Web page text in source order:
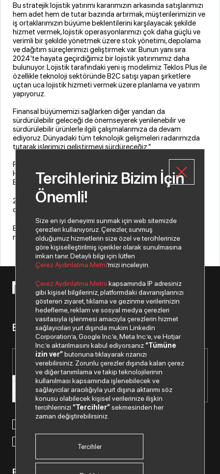
Bu stratejik lojistik yatırımı kararımızın arkasında satışlarımızı
hem adet hem de tutar bazında artırmak, müşterilerimizin ve
iş ortaklarımızın büyüme beklentilerini karşılayacak şekilde
hizmet vermek, lojistik operasyonlarımızı çok daha güçlü ve
verimli bir şekilde yönetmek üzere stok yönetimi, depolama
ve dağıtım süreçlerimizi geliştirmek var. Bunun yanı sıra
2024'te hayata geçirdiğimiz bir lojistik yatırımımız daha
bulunuyor. Lojistik tarafındaki yeni iş modelimiz Teklos Plus ile
özellikle teknoloji sektöründe B2C satışı yapan şirketlere
uçtan uca lojistik hizmeti vermek üzere planlama ve yatırım
yapıyoruz.
Finansal büyümemizi sağlarken diğer yandan da
sürdürülebilir geleceği de önemseyerek yenilenebilir ve
sürdürülebilir ürünlerle ilgili çalışmalarımıza da devam
ediyoruz. Dünyadaki tüm teknolojik gelişmeleri radarımızda
tutarak işlerimizi geliştirmeyi sürdüreceğiz.”
Rakamlarla İndeks Bilgisayar
Haziran 2004'te halka arzı gerçekleşen İndeks
Bilgisayar'ın 2023 yılı mali sonuçları şu şekilde:
2023 yılı sonuçlarına göre konsolide net satışı 49 milyar TL
olarak gerçekleşti.
Brüt kâr rakamı 3,3 milyar TL, konsolide net kâr ise 508
milyon TL olarak gerçekleşti.
© 2026 Copyright Netex A.Ş. Tüm hakları saklıdır.
Bizden haberiniz olsun.
Paylaştığım kişisel verilerimin işlenmesi hususunda
tarafıma SMS gönderilmesine izni veriyorum.
Tercihleriniz Bizim İçin
Önemli!
Size en iyi deneyimi sunmak için web sitemizde
çerezleri kullanıyoruz. Çerezler, sunmuş
olduğumuz hizmetlerin size özel ve tercihlerinize
göre kişiselleştirilmiş içerikler olarak sunulmasına
imkan tanır. Detaylı bilgi için lütfen
Çerez Aydınlatma Metni’mizi inceleyin.
Çerez Aydınlatma Metni kapsamında IP adresiniz
gibi kişisel bilgileriniz, platformdaki davranışlarınızı
gösteren ziyaret, tıklama ve gezinme verilerinizin
hedefleme, reklam ve sosyal medya çerezleri
vasıtasıyla işlenmesi amacıyla çerezlerin hizmet
sağlayıcıları yurt dışında mukim Linkedin
Corporation’a, Google Inc.’e, Meta Inc.’e, ve Hotjar
Inc.’e aktarılmasını kabul ediyorsanız“Tümüne
izin ver”butonuna tıklayarak rızanızı
verebilirsiniz. Zorunlu çerezler dışında kalan çerez
ve diğer tanımlama ve takip teknolojilerinin
kullanılması kapsamında işlenebilecek ve
sağlayıcılar aracılığıyla yurt dışına aktarımı söz
konusu olabilecek kişisel verilerinize ilişkin
tercihlerinizi“Tercihler”sekmesinden her
zaman değiştirebilirsiniz.
Tercihler